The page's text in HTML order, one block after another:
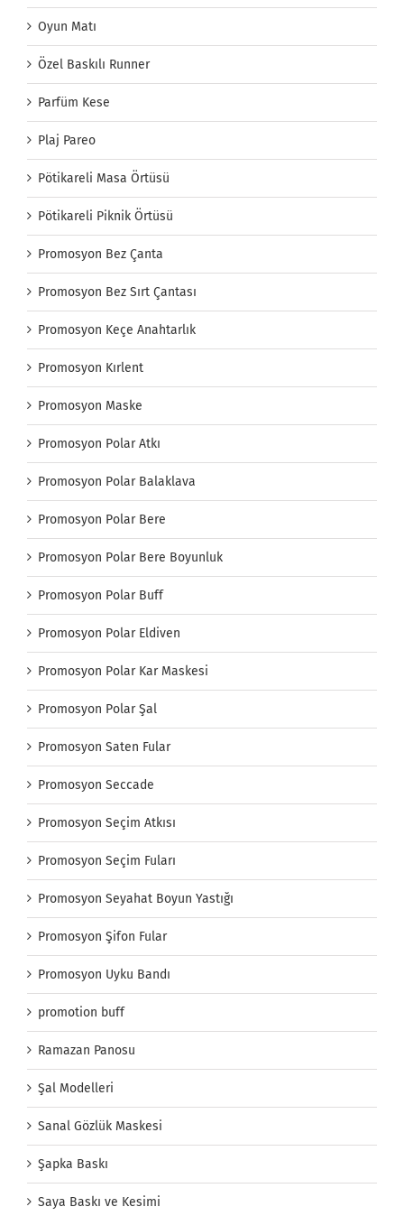
Oyun Matı
Özel Baskılı Runner
Parfüm Kese
Plaj Pareo
Pötikareli Masa Örtüsü
Pötikareli Piknik Örtüsü
Promosyon Bez Çanta
Promosyon Bez Sırt Çantası
Promosyon Keçe Anahtarlık
Promosyon Kırlent
Promosyon Maske
Promosyon Polar Atkı
Promosyon Polar Balaklava
Promosyon Polar Bere
Promosyon Polar Bere Boyunluk
Promosyon Polar Buff
Promosyon Polar Eldiven
Promosyon Polar Kar Maskesi
Promosyon Polar Şal
Promosyon Saten Fular
Promosyon Seccade
Promosyon Seçim Atkısı
Promosyon Seçim Fuları
Promosyon Seyahat Boyun Yastığı
Promosyon Şifon Fular
Promosyon Uyku Bandı
promotion buff
Ramazan Panosu
Şal Modelleri
Sanal Gözlük Maskesi
Şapka Baskı
Saya Baskı ve Kesimi